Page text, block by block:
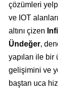
çözümleri
ve IOT
altını çizen
Ündeğer,
yapıları ile bir
gelişimini ve
baştan uca